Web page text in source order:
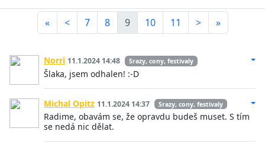
« < 7 8 9 10 11 > »
Norri 11.1.2024 14:48 Srazy, cony, festivaly
Šlaka, jsem odhalen! :-D
Michal Opitz 11.1.2024 14:37 Srazy, cony, festivaly
Radime, obavám se, že opravdu budeš muset. S tím
se nedá nic dělat.